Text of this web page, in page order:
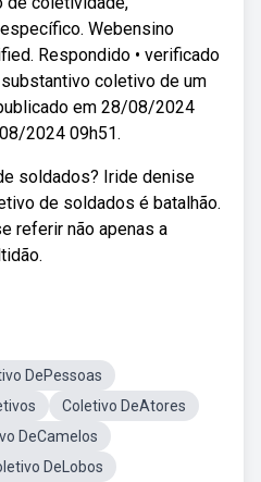
Webensino
Respondido • verificado
coletivo de um
em 28/08/2024
2024 09h51.
soldados? Iride denise
de soldados é batalhão.
referir não apenas a
DePessoas
Coletivo DeAtores
DeCamelos
DeLobos